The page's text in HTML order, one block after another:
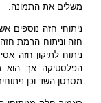
משלים את התמונה.
ניתוחי חזה נוספים
חזה וניתוח הרמת
ניתוח לתיקון חזה
הפלסטיקה אך הוא
מסרטן השד וכן